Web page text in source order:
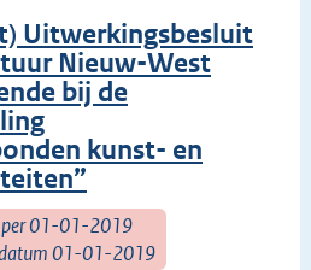
Uitwerkingsbesluit
Nieuw-West
bij de
kunst- en
per 01-01-2019
01-01-2019